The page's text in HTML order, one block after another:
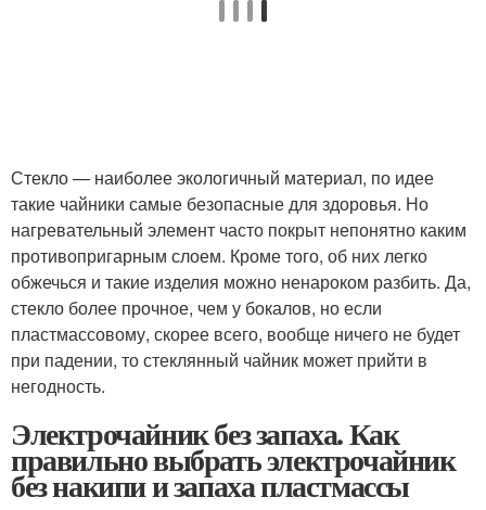
Стекло — наиболее экологичный материал, по идее
такие чайники самые безопасные для здоровья. Но
нагревательный элемент часто покрыт непонятно каким
противопригарным слоем. Кроме того, об них легко
обжечься и такие изделия можно ненароком разбить. Да,
стекло более прочное, чем у бокалов, но если
пластмассовому, скорее всего, вообще ничего не будет
при падении, то стеклянный чайник может прийти в
негодность.
Электрочайник без запаха. Как
правильно выбрать электрочайник
без накипи и запаха пластмассы